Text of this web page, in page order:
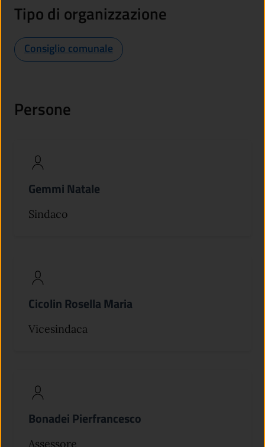
Tipo di organizzazione
Consiglio comunale
Persone
Gemmi Natale
Sindaco
Cicolin Rosella Maria
Vicesindaca
Bonadei Pierfrancesco
Assessore